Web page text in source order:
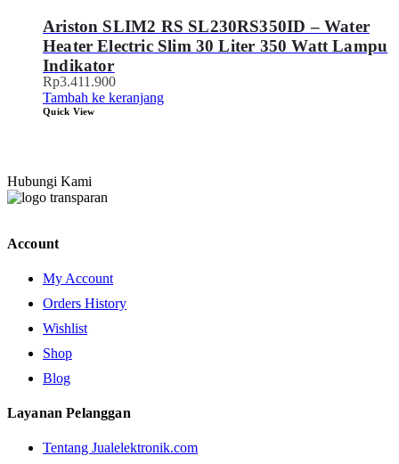
Ariston SLIM2 RS SL230RS350ID – Water
Heater Electric Slim 30 Liter 350 Watt Lampu
Indikator
Rp3.411.900
Tambah ke keranjang
Quick View
Hubungi Kami
Account
My Account
Orders History
Wishlist
Shop
Blog
Layanan Pelanggan
Tentang Jualelektronik.com